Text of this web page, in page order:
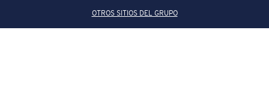
OTROS SITIOS DEL GRUPO